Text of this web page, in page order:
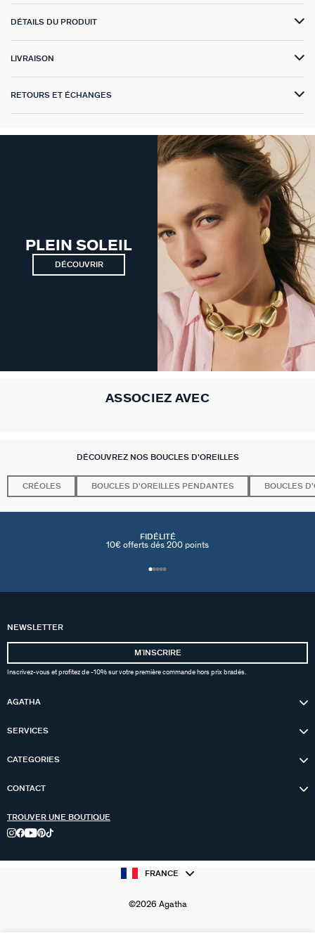
VICTOIRE
DÉTAILS DU PRODUIT
LIVRAISON
RETOURS ET ÉCHANGES
PLEIN SOLEIL
DÉCOUVRIR
ASSOCIEZ AVEC
DÉCOUVREZ NOS BOUCLES D'OREILLES
CRÉOLES BOUCLES D'OREILLES PENDANTES BOUCLES
FIDÉLITÉ
10€ offerts dés 200 points
NEWSLETTER
MʼINSCRIRE
Inscrivez-vous et profitez de -10% sur votre première commande hors prix bradés.
AGATHA
SERVICES
CATEGORIES
CONTACT
TROUVER UNE BOUTIQUE
FRANCE
©2026 Agatha